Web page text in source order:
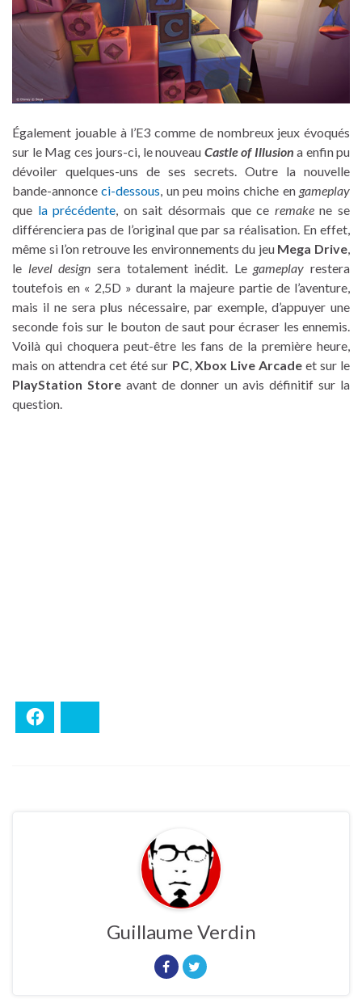
Également jouable à l’E3 comme de nombreux jeux évoqués
sur le Mag ces jours-ci, le nouveau Castle of Illusion a enfin pu
dévoiler quelques-uns de ses secrets. Outre la nouvelle
bande-annonceci-dessous , un peu moins chiche en gameplay
que la précédente , on sait désormais que ce remakene se
différenciera pas de l’original que par sa réalisation. En effet,
même si l’on retrouve les environnements du jeu Mega Drive
le level design sera totalement inédit. Le gameplay restera
toutefois en « 2,5D » durant la majeure partie de l’aventure,
mais il ne sera plus nécessaire, par exemple, d’appuyer une
seconde fois sur le bouton de saut pour écraser les ennemis.
Voilà qui choquera peut-être les fans de la première heure,
mais on attendra cet été sur PC, Xbox Live Arcadeet sur le
PlayStation Store avant de donner un avis définitif sur la
question.
Guillaume Verdin